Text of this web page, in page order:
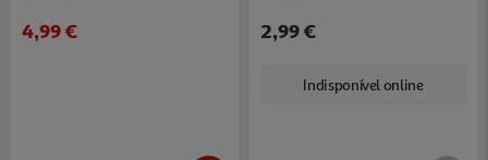
4,99 € 2,99 €
Indisponível online